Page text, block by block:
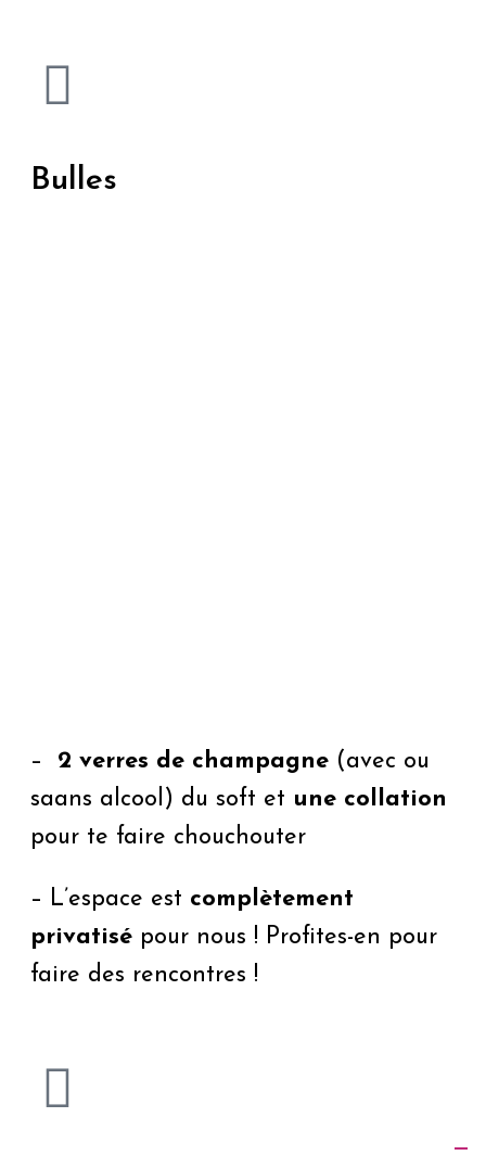
Bulles
– 2 verres de champagne (avec ou
saans alcool) du soft et une collation
pour te faire chouchouter
– L’espace est complètement
privatisé pour nous ! Profites-en pour
faire des rencontres !